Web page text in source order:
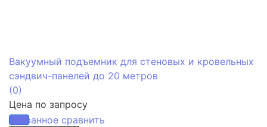
избранное сравнить
Вакуумный подъемник для стеновых и кровельных
сэндвич-панелей до 20 метров
(0)
Цена по запросу